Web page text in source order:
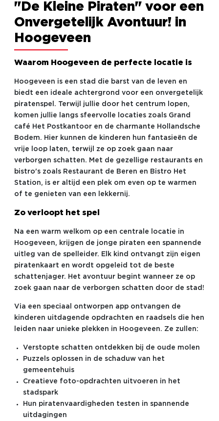
"De Kleine Piraten" voor een
Onvergetelijk Avontuur! in
Hoogeveen
Waarom Hoogeveen de perfecte locatie is
Hoogeveen is een stad die barst van de leven en
biedt een ideale achtergrond voor een onvergetelijk
piratenspel. Terwijl jullie door het centrum lopen,
komen jullie langs sfeervolle locaties zoals Grand
café Het Postkantoor en de charmante Hollandsche
Bodem. Hier kunnen de kinderen hun fantasieën de
vrije loop laten, terwijl ze op zoek gaan naar
verborgen schatten. Met de gezellige restaurants en
bistro's zoals Restaurant de Beren en Bistro Het
Station, is er altijd een plek om even op te warmen
of te genieten van een lekkernij.
Zo verloopt het spel
Na een warm welkom op een centrale locatie in
Hoogeveen, krijgen de jonge piraten een spannende
uitleg van de spelleider. Elk kind ontvangt zijn eigen
piratenkaart en wordt opgeleid tot de beste
schattenjager. Het avontuur begint wanneer ze op
zoek gaan naar de verborgen schatten door de stad!
Via een speciaal ontworpen app ontvangen de
kinderen uitdagende opdrachten en raadsels die hen
leiden naar unieke plekken in Hoogeveen. Ze zullen:
Verstopte schatten ontdekken bij de oude molen
Puzzels oplossen in de schaduw van het
gemeentehuis
Creatieve foto-opdrachten uitvoeren in het
stadspark
Hun piratenvaardigheden testen in spannende
uitdagingen